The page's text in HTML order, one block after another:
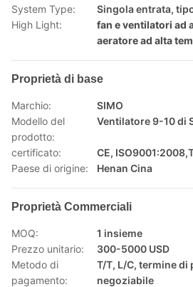
System Type:
Singola entrata,
High Light:
fan e ventilatori ad
aeratore ad alta
Proprietà di base
Marchio:
SIMO
Modello del
prodotto:
Ventilatore 9-10 di
certificato:
CE,
Paese di origine:
Henan Cina
Proprietà Commerciali
MOQ:
1 insieme
Prezzo unitario:
300-5000 USD
Metodo di
pagamento:
T/T, L/C, termine di
negoziabile